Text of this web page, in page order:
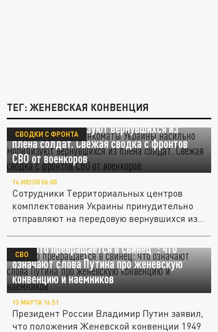
ТЕГ: ЖЕНЕВСКАЯ КОНВЕНЦИЯ
Бегом в окопы! Военкоматы Украины
насильно мобилизуют вернувшихся из
плена солдат. Свежая сводка с фронтов
СВО от военкоров
СВОДКИ С ФРОНТА
14 ИЮЛЯ 06:00
Сотрудники Территориальных центров
комплектования Украины принудительно
отправляют на передовую вернувшихся из...
"Золото превращается в свинец": что
означают слова Путина про женевскую
конвенцию и наемников
СВО
13 МАРТА 16:51
Президент России Владимир Путин заявил,
что положения Женевской конвенции 1949